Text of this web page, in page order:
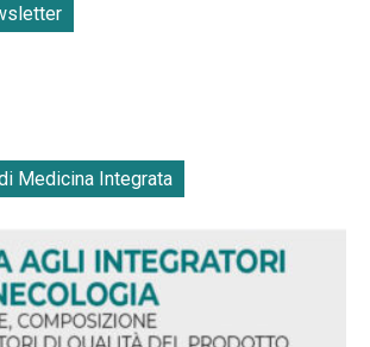
Medicina Integrata